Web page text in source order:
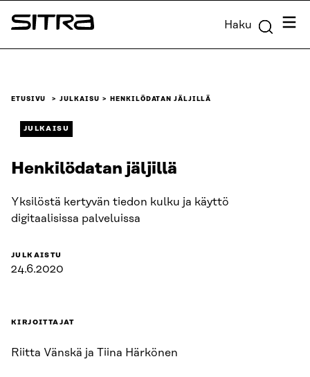
Siirry
suoraan
Sitra Haku
ETUSIVU JULKAISU HENKILÖDATAN JÄLJILLÄ
JULKAISU
Henkilödatan jäljillä
Yksilöstä kertyvän tiedon kulku ja käyttö
digitaalisissa palveluissa
JULKAISTU
24.6.2020
KIRJOITTAJAT
Riitta Vänskä ja Tiina Härkönen